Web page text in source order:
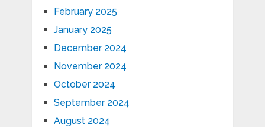
February 2025
January 2025
December 2024
November 2024
October 2024
September 2024
August 2024